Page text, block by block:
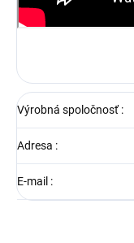
Výrobná spoločnosť:
Adresa :
E-mail :